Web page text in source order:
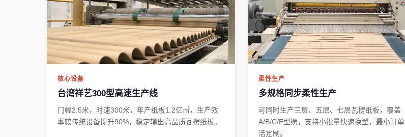
核心设备
台湾祥艺300型高速生产线
门幅2.5米，时速300米，年产纸板1.2亿㎡，生产效
率较传统设备提升90%，稳定输出高品质瓦楞纸板。
柔性生产
多规格同步柔性生产
可同时生产三层、五层、七层瓦楞纸板，覆盖
A/B/C/E型楞，支持小批量快速换型，最小订单
活定制。